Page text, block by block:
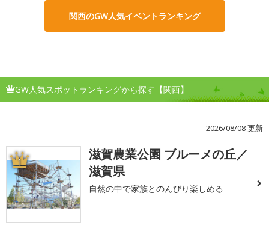
関西のGW人気イベントランキング
GW人気スポットランキングから探す【関西】
2026/08/08 更新
1
滋賀農業公園 ブルーメの丘／
滋賀県
自然の中で家族とのんびり楽しめる